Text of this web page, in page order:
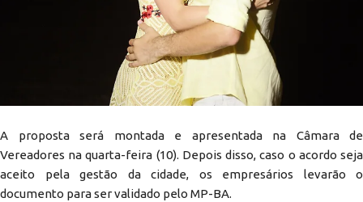
A proposta será montada e apresentada na Câmara de
Vereadores na quarta-feira (10). Depois disso, caso o acordo seja
aceito pela gestão da cidade, os empresários levarão o
documento para ser validado pelo MP-BA.